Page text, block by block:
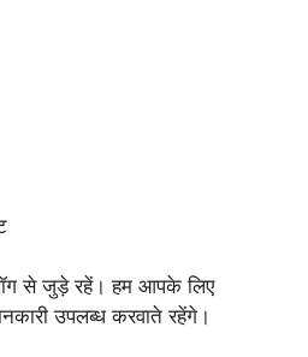
से जुड़े रहें। हम आपके लिए
उपलब्ध करवाते रहेंगे।